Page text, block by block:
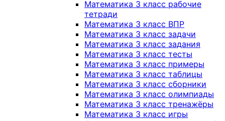
Математика 3 класс рабочие
тетради
Математика 3 класс ВПР
Математика 3 класс задачи
Математика 3 класс задания
Математика 3 класс тесты
Математика 3 класс примеры
Математика 3 класс таблицы
Математика 3 класс сборники
Математика 3 класс олимпиады
Математика 3 класс тренажёры
Математика 3 класс игры